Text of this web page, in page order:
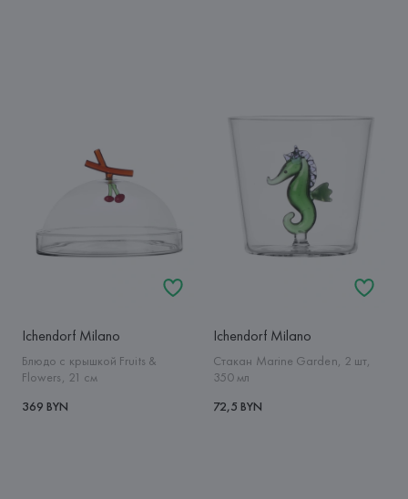
Ichendorf Milano
Блюдо с крышкой Fruits &
Flowers, 21 см
369 BYN
Ichendorf Milano
Стакан Marine Garden, 2 шт,
350 мл
72,5 BYN